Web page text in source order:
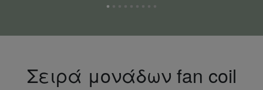
Σειρά μονάδων fan coil